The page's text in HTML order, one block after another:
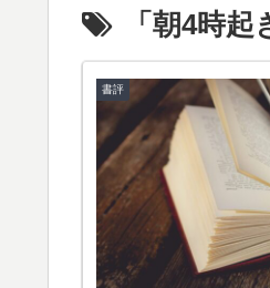
「朝4時
書評